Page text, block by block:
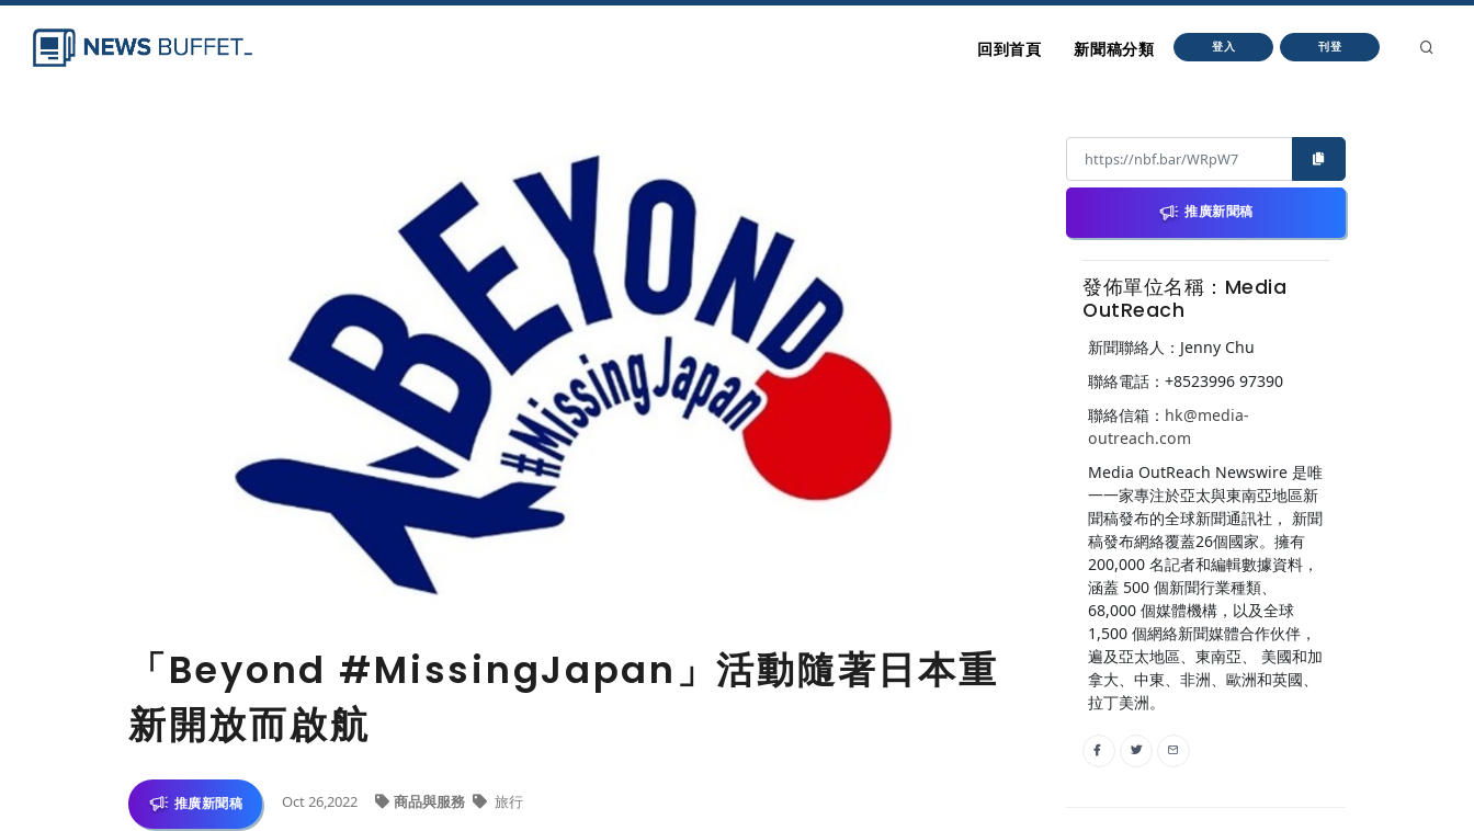
回到首頁 新聞稿分類 登入 刊登
「Beyond #MissingJapan」活動隨著日本重
新開放而啟航
推廣新聞稿 Oct 26,2022 商品與服務 旅行
推廣新聞稿
發佈單位名稱：Media
OutReach
新聞聯絡人：Jenny Chu
聯絡電話：+8523996 97390
聯絡信箱： hk@media-
outreach.com
Media OutReach Newswire 是唯
一一家專注於亞太與東南亞地區新
聞稿發布的全球新聞通訊社， 新聞
稿發布網絡覆蓋26個國家。擁有
200,000 名記者和編輯數據資料，
涵蓋 500 個新聞行業種類、
68,000 個媒體機構，以及全球
1,500 個網絡新聞媒體合作伙伴，
遍及亞太地區、東南亞、 美國和加
拿大、中東、非洲、歐洲和英國、
拉丁美洲。